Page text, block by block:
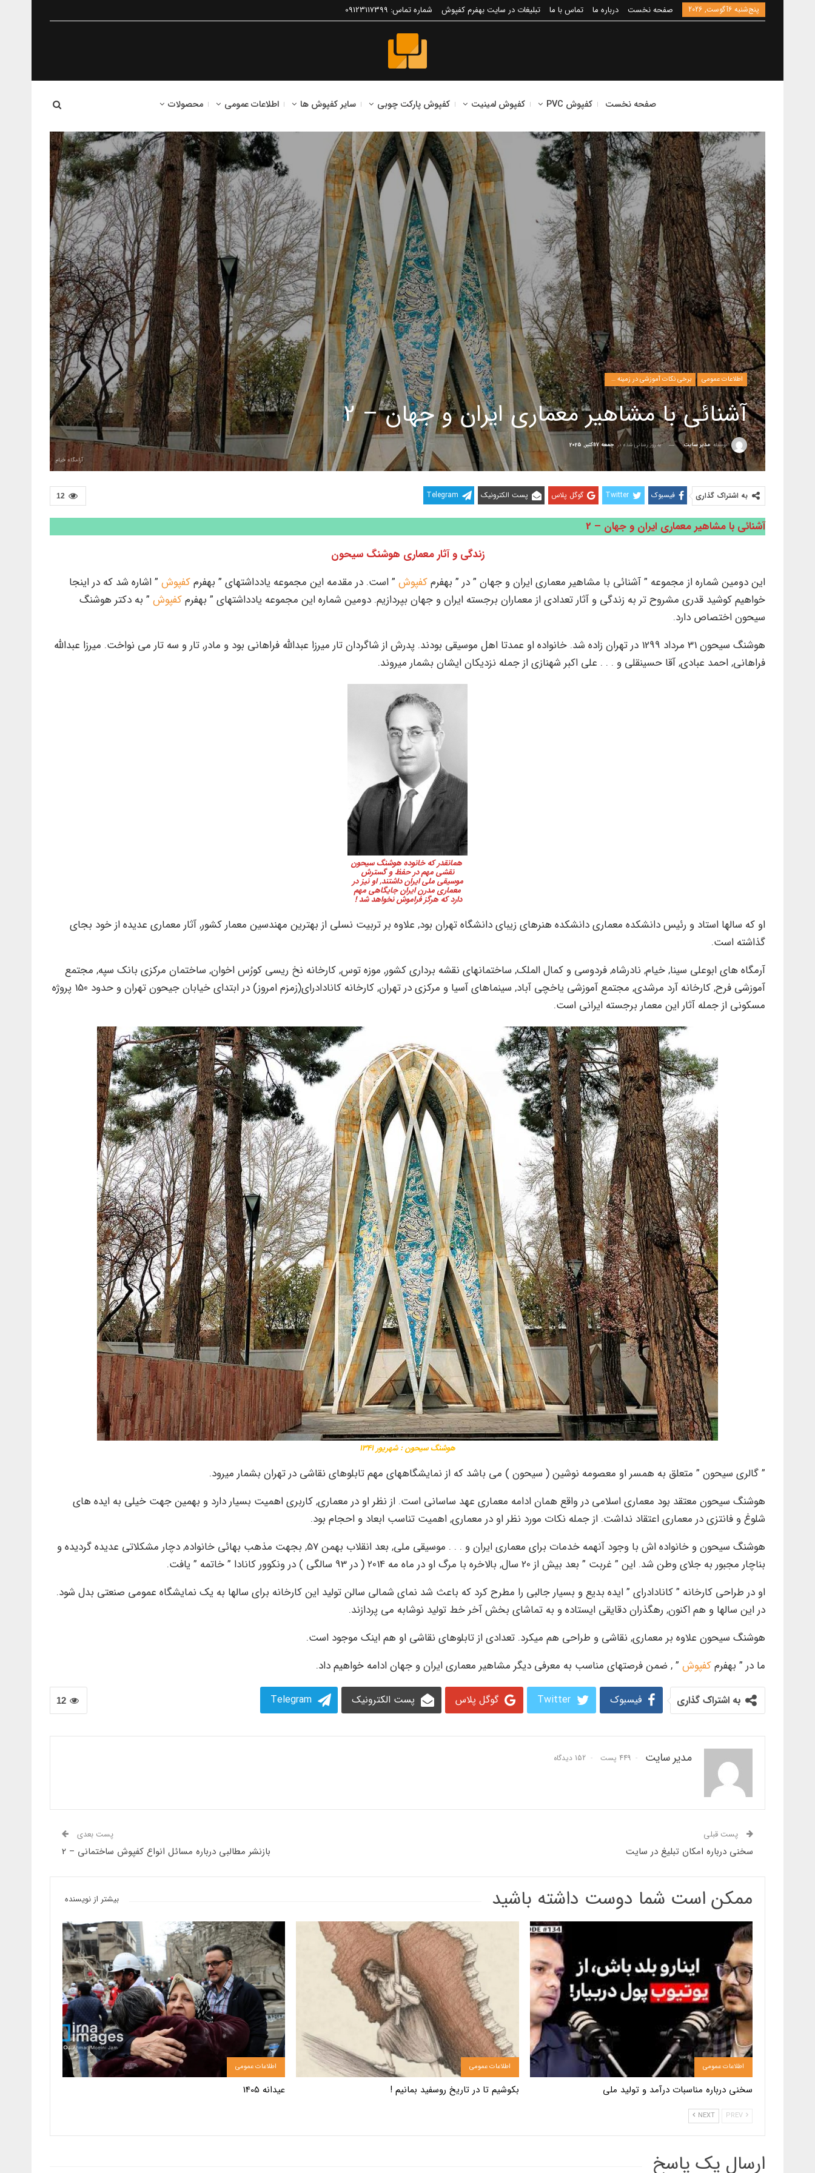
پنج‌شنبه 6آگوست, 2026 صفحه نخست درباره ما تماس با ما تبلیغات در سایت بهفرم کفپوش شماره تماس: 09123117399
صفحه نخست کفپوش PVC کفپوش لمینیت کفپوش پارکت چوبی سایر کفپوش ها اطلاعات عمومی محصولات
اطلاعات عمومی برخی نکات آموزشی در زمینه مدیریت
آشنائی با مشاهیر معماری ایران و جهان – 2
بوسیلهمدیر سایت به روز رسانی شده درجمعه 17اکتبر, 2025
آرامگاه خیام
12 به اشتراک گذاری فیسبوک Twitter گوگل پلاس پست الکترونیک Telegram
آشنائی با مشاهیر معماری ایران و جهان – 2
زندگی و آثار معماری هوشنگ سیحون
این دومین شماره از مجموعه ” آشنائی با مشاهیر معماری ایران و جهان ” در ” بهفرمکفپوش ” است. در مقدمه این مجموعه یادداشتهای ” بهفرمکفپوش ” اشاره شد که در اینجا
خواهیم کوشید قدری مشروح تر به زندگی و آثار تعدادی از معماران برجسته ایران و جهان بپردازیم. دومین شماره این مجموعه یادداشتهای ” بهفرمکفپوش ” به دکتر هوشنگ
سیحون اختصاص دارد.
هوشنگ سیحون 31 مرداد 1299 در تهران زاده شد. خانواده او عمدتا اهل موسیقی بودند. پدرش از شاگردان تار میرزا عبدالله فراهانی بود و مادر, تار و سه تار می نواخت. میرزا عبدالله
فراهانی, احمد عبادی, آقا حسینقلی و . . . علی اکبر شهنازی از جمله نزدیکان ایشان بشمار میروند.
همانقدر که خانوده هوشنگ سیحون
نقشی مهم در حفظ و گسترش
موسیقی ملی ایران داشتند, او نیز در
معماری مدرن ایران جایگاهی مهم
دارد که هرگز فراموش نخواهد شد !
او که سالها استاد و رئیس دانشکده معماری دانشکده هنرهای زیبای دانشگاه تهران بود, علاوه بر تربیت نسلی از بهترین مهندسین معمار کشور, آثار معماری عدیده از خود بجای
گذاشته است.
آرمگاه های ابوعلی سینا, خیام, نادرشاه, فردوسی و کمال الملک, ساختمانهای نقشه برداری کشور, موزه توس, کارخانه نخ ریسی کورُس اخوان, ساختمان مرکزی بانک سپه, مجتمع
آموزشی فرح, کارخانه آرد مرشدی, مجتمع آموزشی یاخچی آباد, سینماهای آسیا و مرکزی در تهران, کارخانه کانادادرای(زمزم امروز) در ابتدای خیابان جیحون تهران و حدود 150 پروژه
مسکونی از جمله آثار این معمار برجسته ایرانی است.
هوشنگ سیحون : شهریور 1341
” گالری سیحون ” متعلق به همسر او معصومه نوشین ( سیحون ) می باشد که از نمایشگاههای مهم تابلوهای نقاشی در تهران بشمار میرود.
هوشنگ سیحون معتقد بود معماری اسلامی در واقع همان ادامه معماری عهد ساسانی است. از نظر او در معماری, کاربری اهمیت بسیار دارد و بهمین جهت خیلی به ایده های
شلوغ و فانتزی در معماری اعتقاد نداشت. از جمله نکات مورد نظر او در معماری, اهمیت تناسب ابعاد و احجام بود.
هوشنگ سیحون و خانواده اش با وجود آنهمه خدمات برای معماری ایران و . . . موسیقی ملی, بعد انقلاب بهمن 57, بجهت مذهب بهائی خانواده, دچار مشکلاتی عدیده گردیده و
بناچار مجبور به جلای وطن شد. این ” غربت ” بعد بیش از 20 سال, بالاخره با مرگ او در ماه مه 2014 ( در 93 سالگی ) در ونکوور کانادا ” خاتمه ” یافت.
او در طراحی کارخانه ” کانادادرای ” ایده بدیع و بسیار جالبی را مطرح کرد که باعث شد نمای شمالی سالن تولید این کارخانه برای سالها به یک نمایشگاه عمومی صنعتی بدل شود.
در این سالها و هم اکنون, رهگذران دقایقی ایستاده و به تماشای بخش آخر خط تولید نوشابه می پردازند.
هوشنگ سیحون علاوه بر معماری, نقاشی و طراحی هم میکرد. تعدادی از تابلوهای نقاشی او هم اینک موجود است.
ما در ” بهفرمکفپوش ” , ضمن فرصتهای مناسب به معرفی دیگر مشاهیر معماری ایران و جهان ادامه خواهیم داد.
12 به اشتراک گذاری فیسبوک Twitter گوگل پلاس پست الکترونیک Telegram
مدیر سایت 449 پست 152 دیدگاه
پست قبلی
سخنی درباره امکان تبلیغ در سایت
پست بعدی
بازنشر مطالبی درباره مسائل انواع کفپوش ساختمانی – 2
ممکن است شما دوست داشته باشید بیشتر از نویسنده
اطلاعات عمومی
سخنی درباره مناسبات درآمد و تولید ملی
اطلاعات عمومی
بکوشیم تا در تاریخ روسفید بمانیم !
اطلاعات عمومی
عیدانه 1405
NEXT
ارسال یک پاسخ